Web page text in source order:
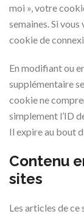
moi », votre
semaines. Si
cookie de
En modifiant ou
supplémentaire
cookie ne
simplement l’ID
Il expire au bout
Contenu
sites
Les articles de